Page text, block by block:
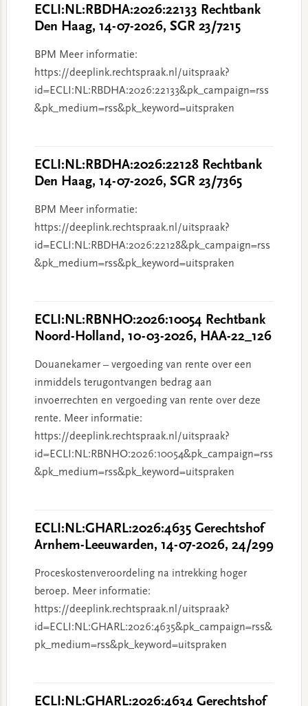
ECLI:NL:RBDHA:2026:22133 Rechtbank
Den Haag, 14-07-2026, SGR 23/7215
BPM Meer informatie:
https://deeplink.rechtspraak.nl/uitspraak?
id=ECLI:NL:RBDHA:2026:22133&pk_campaign=rss
&pk_medium=rss&pk_keyword=uitspraken
ECLI:NL:RBDHA:2026:22128 Rechtbank
Den Haag, 14-07-2026, SGR 23/7365
BPM Meer informatie:
https://deeplink.rechtspraak.nl/uitspraak?
id=ECLI:NL:RBDHA:2026:22128&pk_campaign=rss
&pk_medium=rss&pk_keyword=uitspraken
ECLI:NL:RBNHO:2026:10054 Rechtbank
Noord-Holland, 10-03-2026, HAA-22_126
Douanekamer – vergoeding van rente over een
inmiddels terugontvangen bedrag aan
invoerrechten en vergoeding van rente over deze
rente. Meer informatie:
https://deeplink.rechtspraak.nl/uitspraak?
id=ECLI:NL:RBNHO:2026:10054&pk_campaign=rss
&pk_medium=rss&pk_keyword=uitspraken
ECLI:NL:GHARL:2026:4635 Gerechtshof
Arnhem-Leeuwarden, 14-07-2026, 24/299
Proceskostenveroordeling na intrekking hoger
beroep. Meer informatie:
https://deeplink.rechtspraak.nl/uitspraak?
id=ECLI:NL:GHARL:2026:4635&pk_campaign=rss&
pk_medium=rss&pk_keyword=uitspraken
ECLI:NL:GHARL:2026:4634 Gerechtshof